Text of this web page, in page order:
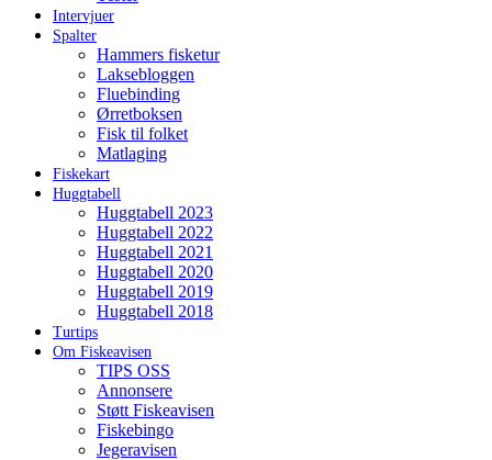
Intervjuer
Spalter
Hammers fisketur
Laksebloggen
Fluebinding
Ørretboksen
Fisk til folket
Matlaging
Fiskekart
Huggtabell
Huggtabell 2023
Huggtabell 2022
Huggtabell 2021
Huggtabell 2020
Huggtabell 2019
Huggtabell 2018
Turtips
Om Fiskeavisen
TIPS OSS
Annonsere
Støtt Fiskeavisen
Fiskebingo
Jegeravisen